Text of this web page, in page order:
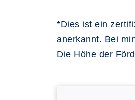
*Dies ist ein
anerkannt. Bei
Die Höhe der